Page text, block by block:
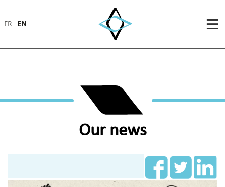
FR EN
Our news